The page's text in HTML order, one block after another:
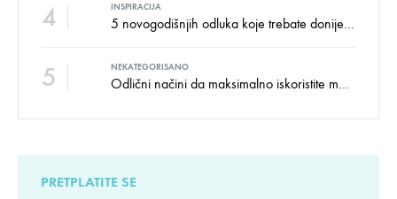
4 INSPIRACIJA
5 novogodišnjih odluka koje trebate donijeti u vezi izgleda doma
5 NEKATEGORISANO
Odlični načini da maksimalno iskoristite male prostore
PRETPLATITE SE